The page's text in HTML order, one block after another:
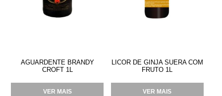
AGUARDENTE BRANDY
CROFT 1L
VER MAIS
LICOR DE GINJA SUERA COM
FRUTO 1L
VER MAIS